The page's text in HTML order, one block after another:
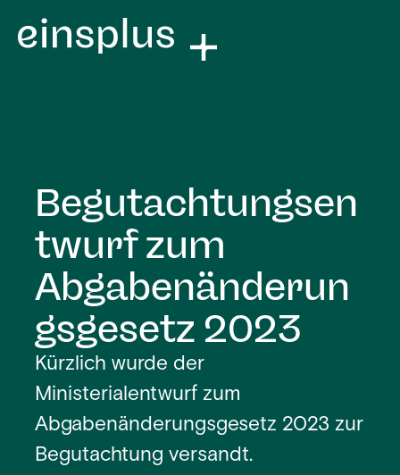
Begutachtungsen
twurf zum
Abgabenänderun
gsgesetz 2023
Kürzlich wurde der
Ministerialentwurf zum
Abgabenänderungsgesetz 2023 zur
Begutachtung versandt.